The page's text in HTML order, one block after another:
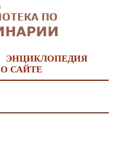
ЭНЦИКЛОПЕДИЯ
О САЙТЕ